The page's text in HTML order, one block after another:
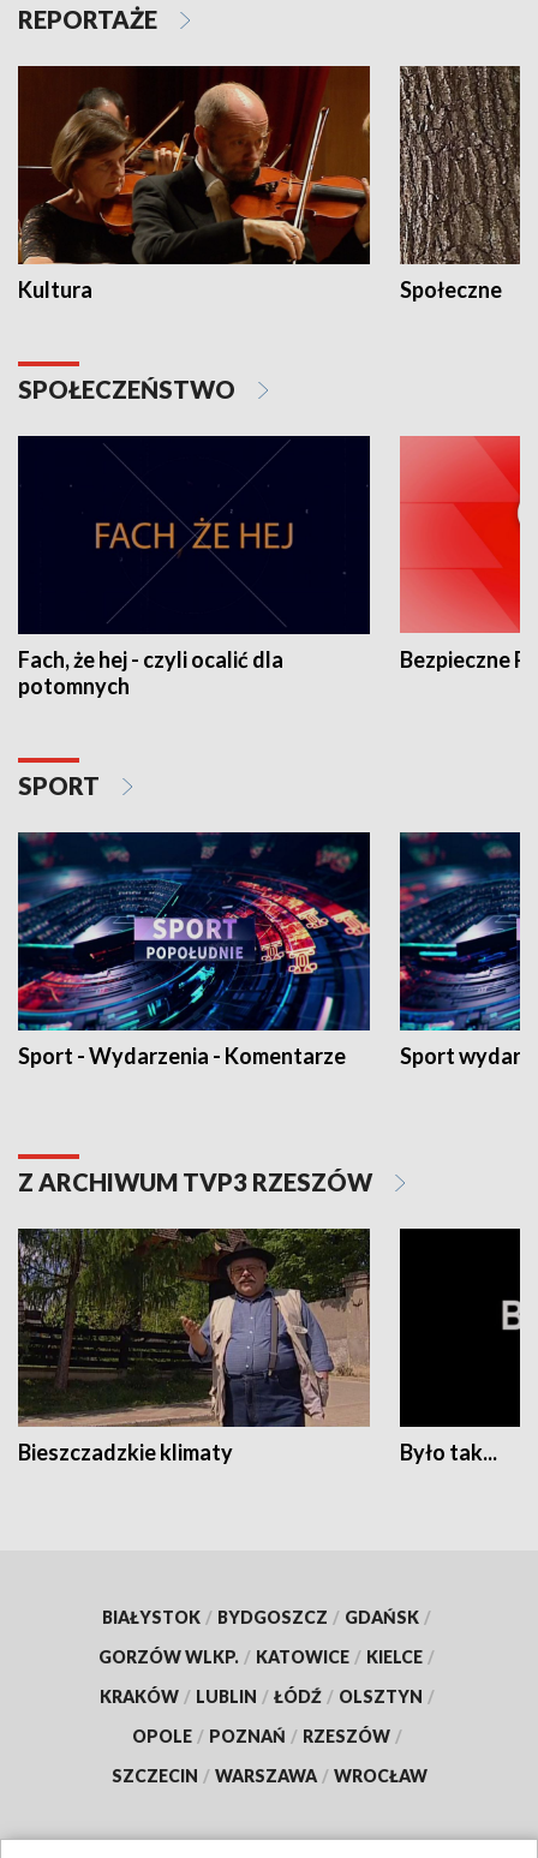
REPORTAŻE
Kultura Społeczne
SPOŁECZEŃSTWO
Fach, że hej - czyli ocalić dla
potomnych
Bezpieczne
SPORT
Sport - Wydarzenia - Komentarze Sport
Z ARCHIWUM TVP3 RZESZÓW
Bieszczadzkie klimaty Było tak...
BIAŁYSTOK / BYDGOSZCZ / GDAŃSK /
GORZÓW WLKP. / KATOWICE / KIELCE /
KRAKÓW / LUBLIN / ŁÓDŹ / OLSZTYN /
OPOLE / POZNAŃ / RZESZÓW /
SZCZECIN / WARSZAWA / WROCŁAW